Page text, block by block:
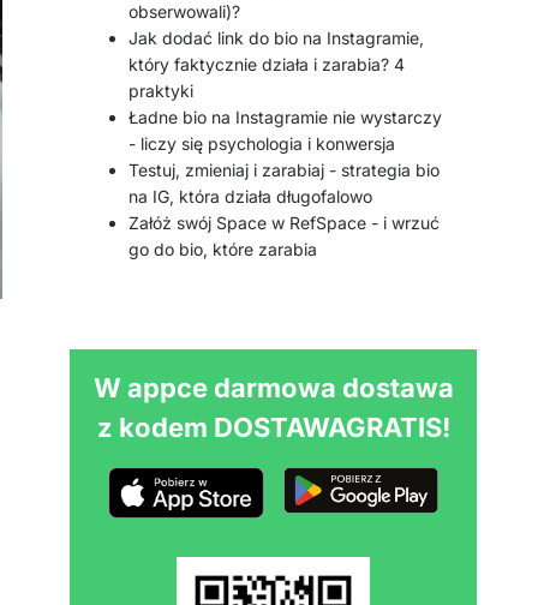
obserwowali)?
Jak dodać link do bio na Instagramie,
który faktycznie działa i zarabia? 4
praktyki
Ładne bio na Instagramie nie wystarczy
- liczy się psychologia i konwersja
Testuj, zmieniaj i zarabiaj - strategia bio
na IG, która działa długofalowo
Załóż swój Space w RefSpace - i wrzuć
go do bio, które zarabia
W appce darmowa dostawa
z kodem DOSTAWAGRATIS!